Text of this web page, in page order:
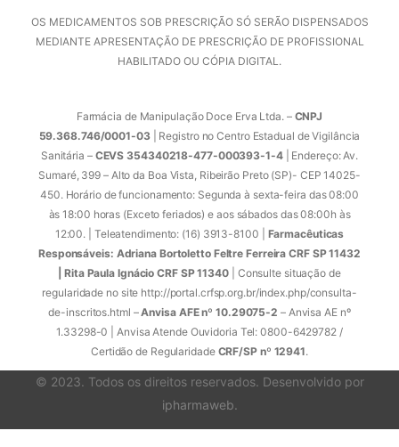
OS MEDICAMENTOS SOB PRESCRIÇÃO SÓ SERÃO DISPENSADOS
MEDIANTE APRESENTAÇÃO DE PRESCRIÇÃO DE PROFISSIONAL
HABILITADO OU CÓPIA DIGITAL.
Farmácia de Manipulação Doce Erva Ltda. – CNPJ
59.368.746/0001-03| Registro no Centro Estadual de Vigilância
Sanitária –CEVS 354340218-477-000393-1-4| Endereço: Av.
Sumaré, 399 – Alto da Boa Vista, Ribeirão Preto (SP)- CEP 14025-
450. Horário de funcionamento: Segunda à sexta-feira das 08:00
às 18:00 horas (Exceto feriados) e aos sábados das 08:00h às
12:00. | Teleatendimento: (16) 3913-8100 | Farmacêuticas
Responsáveis: Adriana Bortoletto Feltre Ferreira CRF SP 11432
| Rita Paula Ignácio CRF SP 11340 | Consulte situação de
regularidade no site http://portal.crfsp.org.br/index.php/consulta-
de-inscritos.html –Anvisa AFE nº 10.29075-2 – Anvisa AE nº
1.33298-0 | Anvisa Atende Ouvidoria Tel: 0800-6429782 /
Certidão de Regularidade CRF/SP nº 12941.
© 2023. Todos os direitos reservados. Desenvolvido por
ipharmaweb.